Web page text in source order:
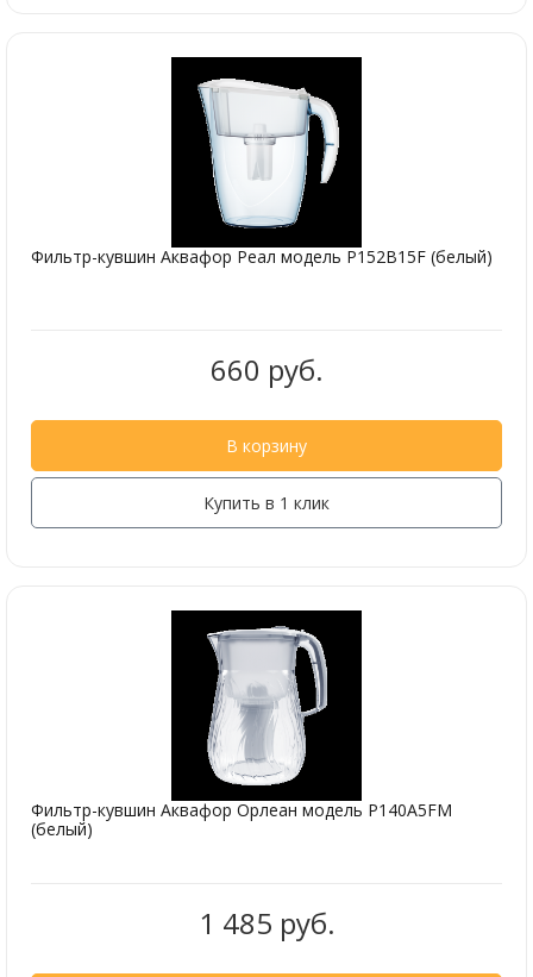
Фильтр-кувшин Аквафор Реал модель Р152В15F (белый)
660 руб.
В корзину
Купить в 1 клик
Фильтр-кувшин Аквафор Орлеан модель Р140А5FM
(белый)
1 485 руб.